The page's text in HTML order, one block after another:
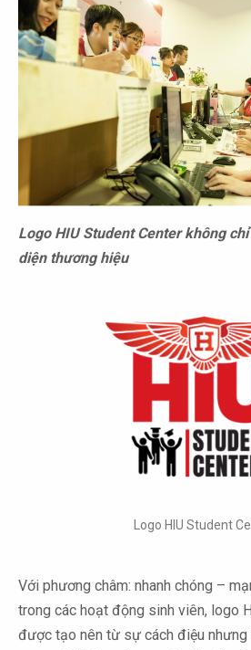
Logo HIU Student Center không
diện thương hiệu
Logo HIU Student
Với phương châm: nhanh chóng –
trong các hoạt động sinh viên, logo
được tạo nên từ sự cách điệu nhưng